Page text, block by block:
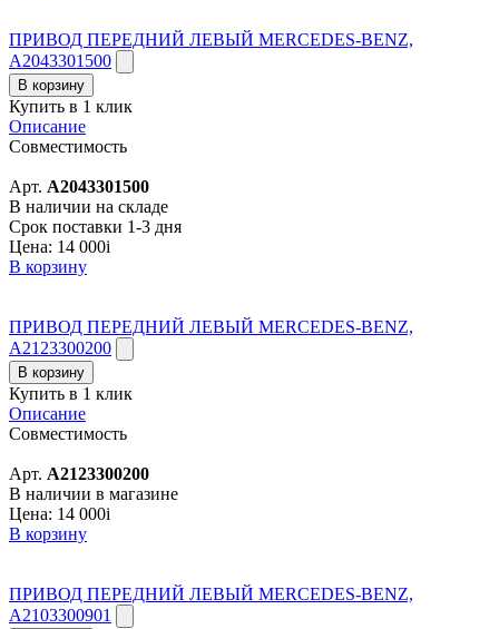
ПРИВОД ПЕРЕДНИЙ ЛЕВЫЙ MERCEDES-BENZ,
A2043301500
В корзину
Купить в 1 клик
Описание
Совместимость
Арт. A2043301500
В наличии на складе
Срок поставки 1-3 дня
Цена: 14 000i
В корзину
ПРИВОД ПЕРЕДНИЙ ЛЕВЫЙ MERCEDES-BENZ,
A2123300200
В корзину
Купить в 1 клик
Описание
Совместимость
Арт. A2123300200
В наличии в магазине
Цена: 14 000i
В корзину
ПРИВОД ПЕРЕДНИЙ ЛЕВЫЙ MERCEDES-BENZ,
A2103300901